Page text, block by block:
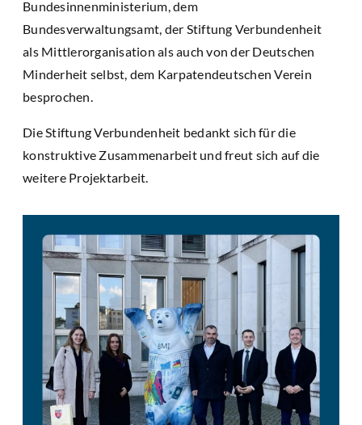
Bundesinnenministerium, dem
Bundesverwaltungsamt, der Stiftung Verbundenheit
als Mittlerorganisation als auch von der Deutschen
Minderheit selbst, dem Karpatendeutschen Verein
besprochen.
Die Stiftung Verbundenheit bedankt sich für die
konstruktive Zusammenarbeit und freut sich auf die
weitere Projektarbeit.